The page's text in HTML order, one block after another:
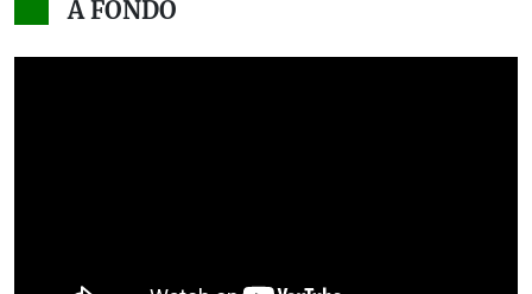
A FONDO